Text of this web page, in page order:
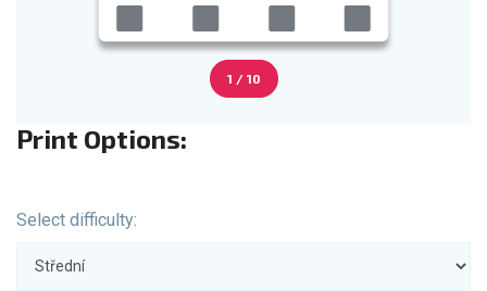
1 / 10
Print Options:
Select difficulty: